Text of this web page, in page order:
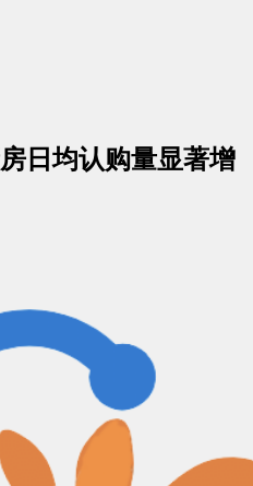
日均认购量显著增